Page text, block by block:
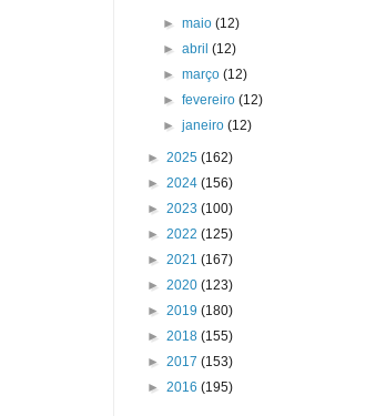
► maio (12)
► abril (12)
► março (12)
► fevereiro (12)
► janeiro (12)
► 2025 (162)
► 2024 (156)
► 2023 (100)
► 2022 (125)
► 2021 (167)
► 2020 (123)
► 2019 (180)
► 2018 (155)
► 2017 (153)
► 2016 (195)